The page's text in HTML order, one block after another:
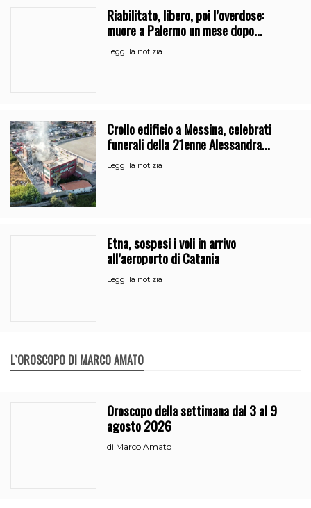
Riabilitato, libero, poi l’overdose:
muore a Palermo un mese dopo
l’uscita dalla comunità
Leggi la notizia
Crollo edificio a Messina, celebrati
funerali della 21enne Alessandra
Frazzica
Leggi la notizia
Etna, sospesi i voli in arrivo
all’aeroporto di Catania
Leggi la notizia
L`OROSCOPO DI MARCO AMATO
Oroscopo della settimana dal 3 al 9
agosto 2026
di Marco Amato